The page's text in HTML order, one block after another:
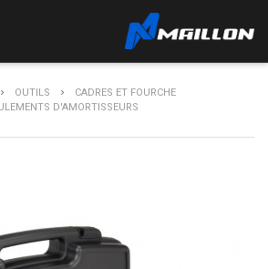
OUTILS
CADRES ET FOURCHE
D'AMORTISSEURS